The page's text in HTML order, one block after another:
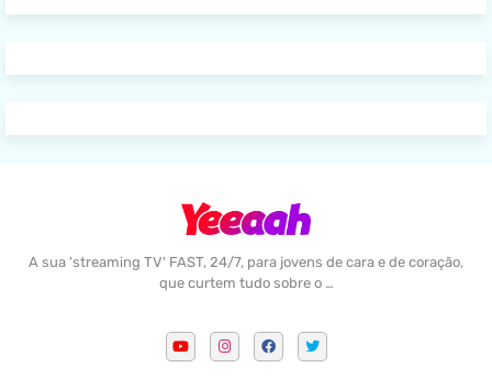
A sua 'streaming TV' FAST, 24/7, para jovens de cara e de coração,
que curtem tudo sobre o …